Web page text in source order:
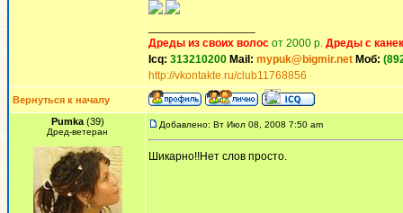
.
Дреды из своих волос от 2000 р. Дреды с
Icq: 313210200 Mail: mypuk@bigmir.net Моб:
http://vkontakte.ru/club11768856
Вернуться к началу
Pumka(39)
Дред-ветеран
Добавлено: Вт Июл 08, 2008 7:50 am
Шикарно!!Нет слов просто.